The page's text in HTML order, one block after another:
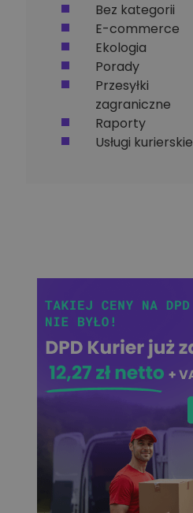
Bez kategorii
E-commerce
Ekologia
Porady
Przesyłki
zagraniczne
Raporty
Usługi kurierskie